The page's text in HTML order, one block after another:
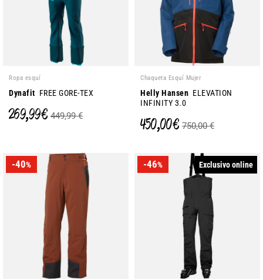
Ropa esquí
Dynafit FREE GORE-TEX
269,99 € 449,99 €
Chaqueta Esquí Mujer
Helly Hansen ELEVATION
INFINITY 3.0
450,00 € 750,00 €
-40% -46% Exclusivo online